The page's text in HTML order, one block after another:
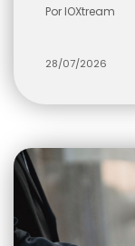
Por IOXtream
28/07/2026